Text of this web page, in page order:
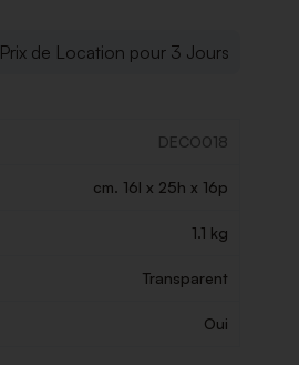
Prix de Location pour 3 Jours
DECO018
cm. 16l x 25h x 16p
1.1 kg
Transparent
Oui